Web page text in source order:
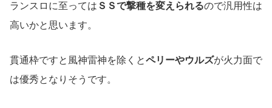
ランスロに至っては ＳＳで撃種を変えられるので汎用性は
高いかと思います。
貫通枠ですと風神雷神を除くとペリーやウルズが火力面で
は優秀となりそうです。